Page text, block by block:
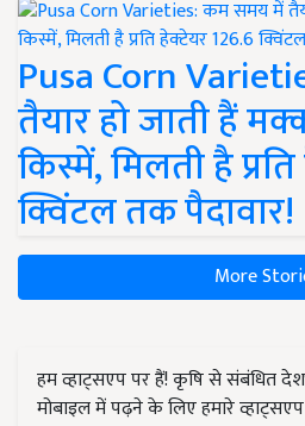
Pusa Corn
तैयार हो जाती हैं
किस्में, मिलती है
क्विंटल तक पैदावार!
More
हम व्हाट्सएप पर हैं! कृषि से संबंधित
मोबाइल में पढ़ने के लिए हमारे